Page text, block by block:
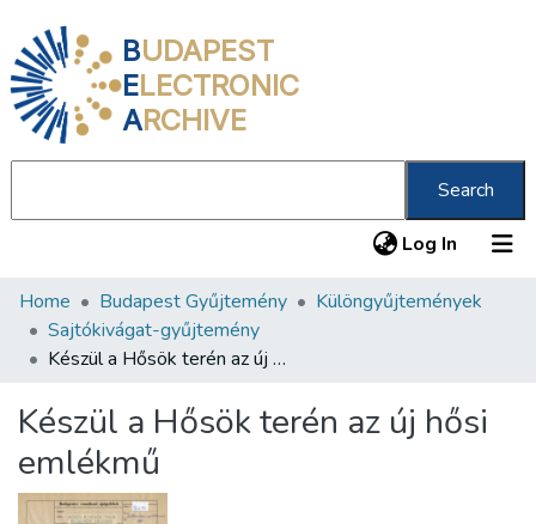
BUDAPEST
ELECTRONIC
ARCHIVE
Search
Log In (current)
Communities & Collections
All of DSpace
About us
Home Budapest Gyűjtemény
Különgyűjtemények
Sajtókivágat-gyűjtemény
Készül a Hősök terén az új hősi emlékmű
Készül a Hősök terén az új hősi
emlékmű